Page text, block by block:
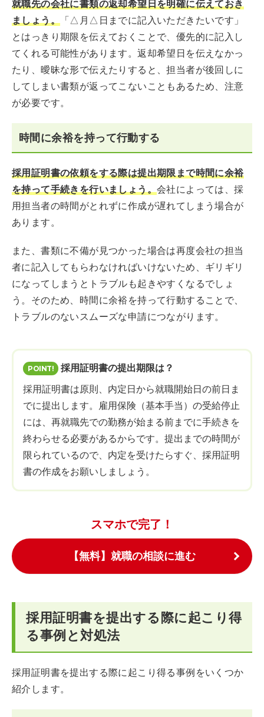
就職先の会社に書類の返却希望日を明確に伝えておき
ましょう。 「△月△日までに記入いただきたいです」
とはっきり期限を伝えておくことで、優先的に記入し
てくれる可能性があります。返却希望日を伝えなかっ
たり、曖昧な形で伝えたりすると、担当者が後回しに
してしまい書類が返ってこないこともあるため、注意
が必要です。
時間に余裕を持って行動する
採用証明書の依頼をする際は提出期限まで時間に余裕
を持って手続きを行いましょう。会社によっては、採
用担当者の時間がとれずに作成が遅れてしまう場合が
あります。
また、書類に不備が見つかった場合は再度会社の担当
者に記入してもらわなければいけないため、ギリギリ
になってしまうとトラブルも起きやすくなるでしょ
う。そのため、時間に余裕を持って行動することで、
トラブルのないスムーズな申請につながります。
採用証明書の提出期限は？
採用証明書は原則、内定日から就職開始日の前日ま
でに提出します。雇用保険（基本手当）の受給停止
には、再就職先での勤務が始まる前までに手続きを
終わらせる必要があるからです。提出までの時間が
限られているので、内定を受けたらすぐ、採用証明
書の作成をお願いしましょう。
スマホで完了！
【無料】就職の相談に進む
採用証明書を提出する際に起こり得
る事例と対処法
採用証明書を提出する際に起こり得る事例をいくつか
紹介します。